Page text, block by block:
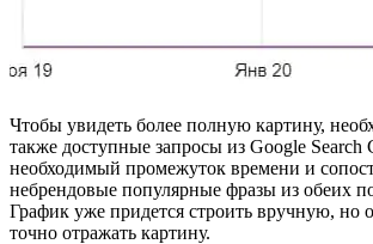
Чтобы увидеть более полную картину,
также доступные запросы из Google Search
необходимый промежуток времени и
небрендовые популярные фразы из обеих
График уже придется строить вручную, но
точно отражать картину.